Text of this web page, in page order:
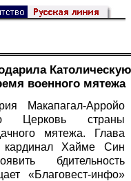
Католическую
военного мятежа
Макапагал-Арройо
Церковь страны
мятежа. Глава
кардинал Хайме Син
бдительность
«Благовест-инфо»